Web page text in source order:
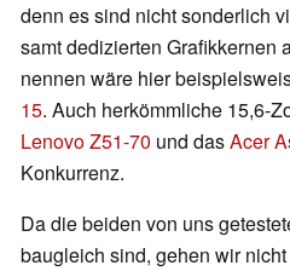
denn es sind nicht sonderlich
samt dedizierten Grafikkernen
nennen wäre hier
15. Auch herkömmliche 15,6-
Lenovo Z51-70 und dasAcer
Konkurrenz.
Da die beiden von uns
baugleich sind, gehen wir